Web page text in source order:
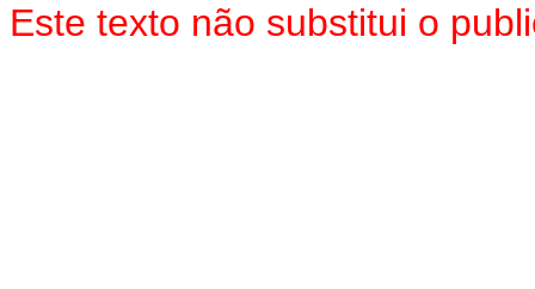
Este texto não substitui o